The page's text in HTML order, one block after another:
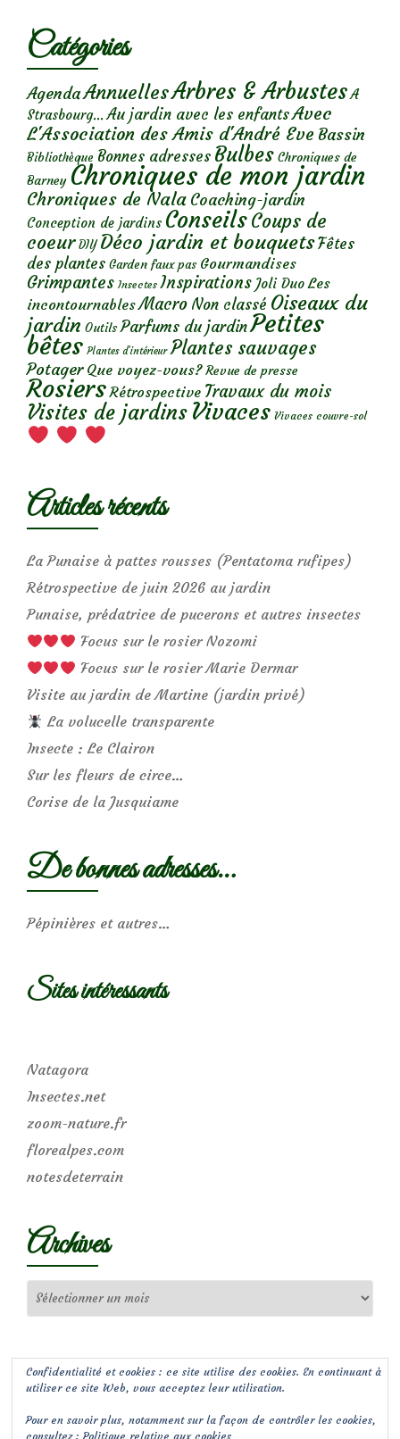
Catégories
AgendaAnnuellesArbres & Arbustes A
Strasbourg... Au jardin avec les enfantsAvec
L'Association des Amis d'André Eve Bassin
Bibliothèque Bonnes adresses Bulbes Chroniques de
Barney Chroniques de mon jardin
Chroniques de Nala Coaching-jardin
Conception de jardins ConseilsCoups de
coeur DIY Déco jardin et bouquetsFêtes
des plantes Garden faux pas Gourmandises
Grimpantes Insectes Inspirations Joli Duo Les
incontournables Macro Non classé Oiseaux du
jardin Outils Parfums du jardinPetites
bêtes Plantes d’intérieur Plantes sauvages
Potager Que voyez-vous? Revue de presse
Rosiers Rétrospective Travaux du mois
Visites de jardins Vivaces Vivaces couvre-sol
Articles récents
La Punaise à pattes rousses (Pentatoma rufipes)
Rétrospective de juin 2026 au jardin
Punaise, prédatrice de pucerons et autres insectes
Focus sur le rosier Nozomi
Focus sur le rosier Marie Dermar
Visite au jardin de Martine (jardin privé)
La volucelle transparente
Insecte : Le Clairon
Sur les fleurs de circe…
Corise de la Jusquiame
De bonnes adresses…
Pépinières et autres…
Sites intéressants
Natagora
Insectes.net
zoom-nature.fr
florealpes.com
notesdeterrain
Archives
Confidentialité et cookies : ce site utilise des cookies. En continuant à
utiliser ce site Web, vous acceptez leur utilisation.
Pour en savoir plus, notamment sur la façon de contrôler les cookies,
consultez : Politique relative aux cookies